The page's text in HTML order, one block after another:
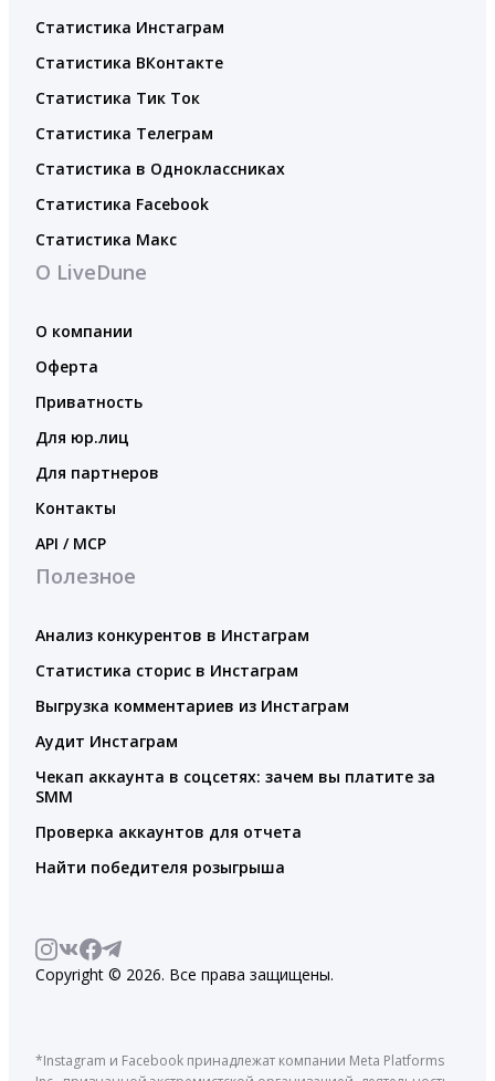
Статистика Инстаграм
Статистика ВКонтакте
Статистика Тик Ток
Статистика Телеграм
Статистика в Одноклассниках
Статистика Facebook
Статистика Макс
О LiveDune
О компании
Оферта
Приватность
Для юр.лиц
Для партнеров
Контакты
API / MCP
Полезное
Анализ конкурентов в Инстаграм
Статистика сторис в Инстаграм
Выгрузка комментариев из Инстаграм
Аудит Инстаграм
Чекап аккаунта в соцсетях: зачем вы платите за
SMM
Проверка аккаунтов для отчета
Найти победителя розыгрыша
Copyright © 2026. Все права защищены.
*Instagram и Facebook принадлежат компании Meta Platforms